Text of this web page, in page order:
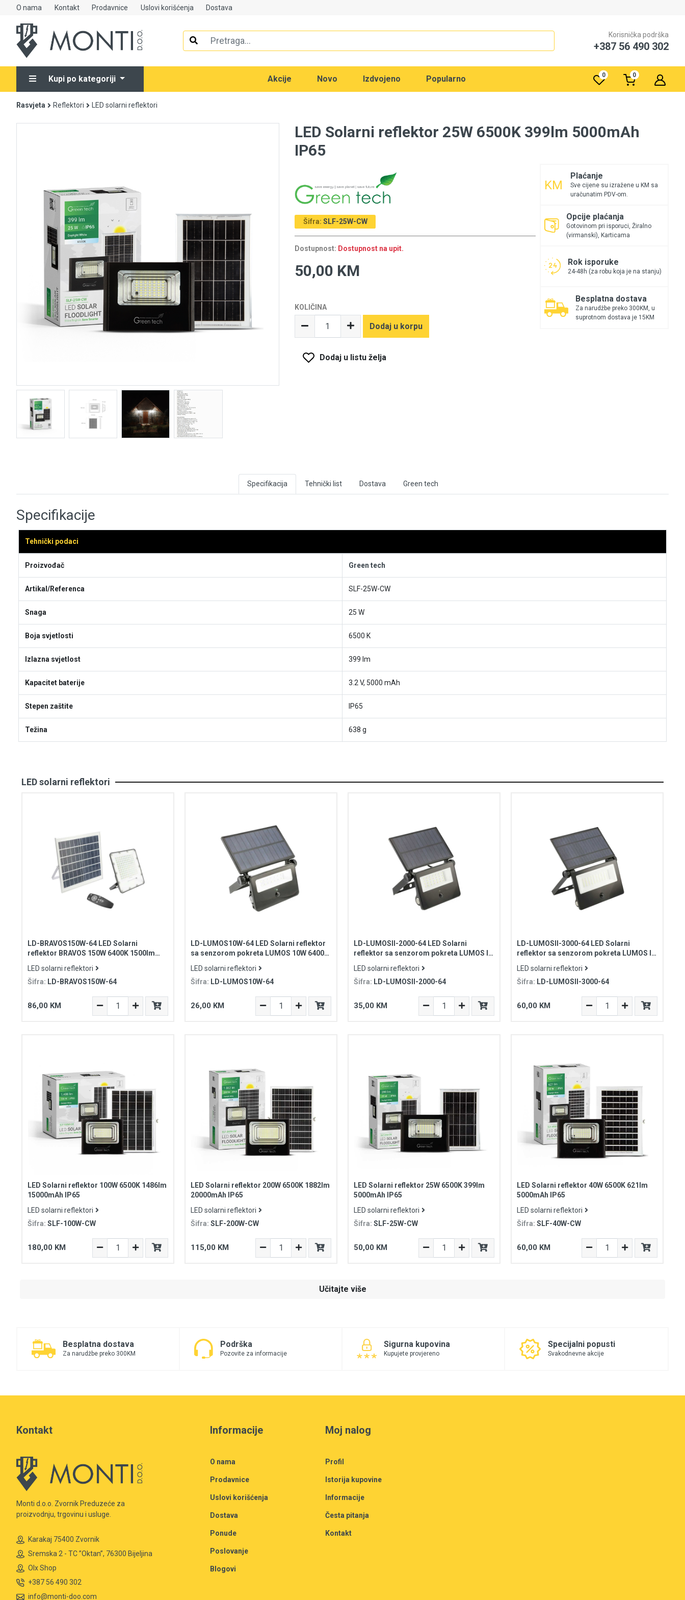
O nama Kontakt Prodavnice Uslovi korišćenja Dostava
Korisnička podrška
+387 56 490 302
Kupi po kategoriji Akcije Novo Izdvojeno Popularno 0 0
Alati
Elektrooprema
Grijanje i klimatizacija
Mjerno-regulaciona oprema
Rasvjeta Reflektori LED solarni reflektori
LED Solarni reflektor 25W 6500K 399lm 5000mAh
IP65
Šifra: SLF-25W-CW
Dostupnost: Dostupnost na upit.
50,00 KM
KOLIČINA
Dodaj u korpu
Dodaj u listu želja
Plaćanje
Sve cijene su izražene u KM sa
uračunatim PDV-om.
Opcije plaćanja
Gotovinom pri isporuci, Žiralno
(virmanski), Karticama
Rok isporuke
24-48h (za robu koja je na stanju)
Besplatna dostava
Za narudžbe preko 300KM, u
suprotnom dostava je 15KM
Specifikacija Tehnički list Dostava Green tech
Specifikacije
Tehnički podaci
Proizvođač Green tech
Artikal/Referenca SLF-25W-CW
Snaga 25 W
Boja svjetlosti 6500 K
Izlazna svjetlost 399 lm
Kapacitet baterije 3.2 V, 5000 mAh
Stepen zaštite IP65
Težina 638 g
LED solarni reflektori
LD-BRAVOS150W-64 LED Solarni
reflektor BRAVOS 150W 6400K 1500lm
LED solarni reflektori
Šifra: LD-BRAVOS150W-64
86,00 KM
LD-LUMOS10W-64 LED Solarni reflektor
sa senzorom pokreta LUMOS 10W 6400K
LED solarni reflektori
Šifra: LD-LUMOS10W-64
26,00 KM
LD-LUMOSII-2000-64 LED Solarni
reflektor sa senzorom pokreta LUMOS II
LED solarni reflektori
Šifra: LD-LUMOSII-2000-64
35,00 KM
LD-LUMOSII-3000-64 LED Solarni
reflektor sa senzorom pokreta LUMOS II
LED solarni reflektori
Šifra: LD-LUMOSII-3000-64
60,00 KM
LED Solarni reflektor 100W 6500K 1486lm
15000mAh IP65
LED solarni reflektori
Šifra: SLF-100W-CW
180,00 KM
LED Solarni reflektor 200W 6500K 1882lm
20000mAh IP65
LED solarni reflektori
Šifra: SLF-200W-CW
115,00 KM
LED Solarni reflektor 25W 6500K 399lm
5000mAh IP65
LED solarni reflektori
Šifra: SLF-25W-CW
50,00 KM
LED Solarni reflektor 40W 6500K 621lm
5000mAh IP65
LED solarni reflektori
Šifra: SLF-40W-CW
60,00 KM
Učitajte više
Besplatna dostava
Za narudžbe preko 300KM
Podrška
Pozovite za informacije
Sigurna kupovina
Kupujete provjereno
Specijalni popusti
Svakodnevne akcije
Kontakt
Monti d.o.o. Zvornik Preduzeće za
proizvodnju, trgovinu i usluge.
Karakaj 75400 Zvornik
Sremska 2 - TC ”Oktan”, 76300 Bijeljina
Olx Shop
+387 56 490 302
info@monti-doo.com
Informacije
O nama
Prodavnice
Uslovi korišćenja
Dostava
Ponude
Poslovanje
Blogovi
Moj nalog
Profil
Istorija kupovine
Informacije
Česta pitanja
Kontakt